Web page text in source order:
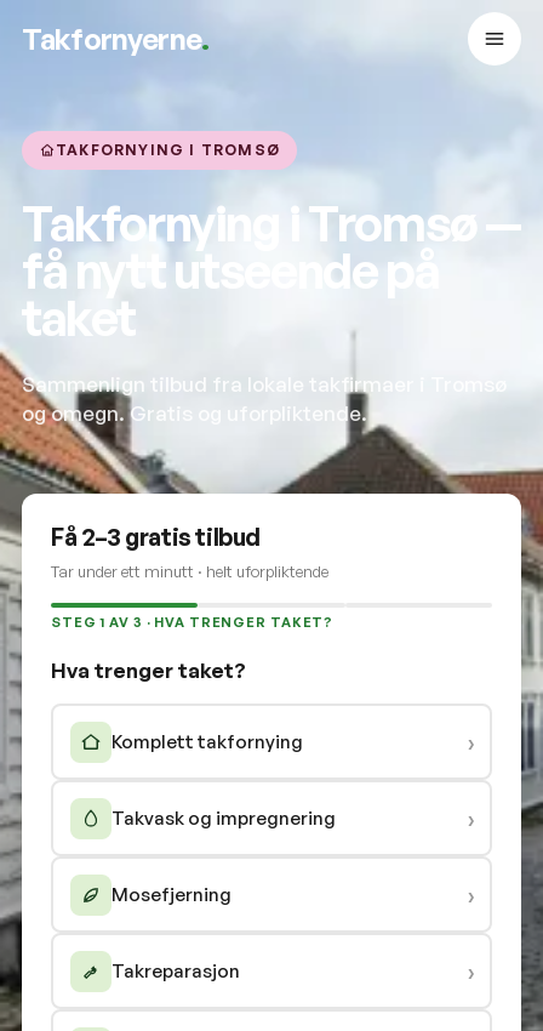
Takfornyerne.
TAKFORNYING I TROMSØ
Takfornying i Tromsø —
få nytt utseende på
taket
Sammenlign tilbud fra lokale takfirmaer i Tromsø
og omegn. Gratis og uforpliktende.
Få 2–3 gratis tilbud
Tar under ett minutt · helt uforpliktende
STEG 1 AV 3 · HVA TRENGER TAKET?
Hva trenger taket?
Komplett takfornying ›
Takvask og impregnering ›
Mosefjerning ›
Takreparasjon ›